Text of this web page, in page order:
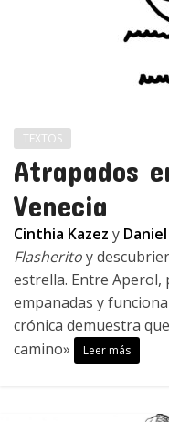
TEXTOS
Atrapados
Venecia
Cinthia Kazez y
Flasheritoy
estrella. Entre Aperol,
empanadas y
crónica demuestra
camino»
Leer más